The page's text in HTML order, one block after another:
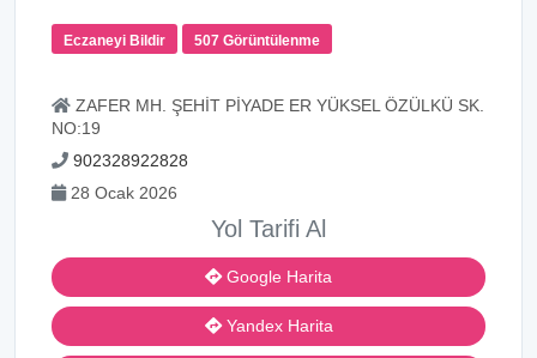
Eczaneyi Bildir 507 Görüntülenme
ZAFER MH. ŞEHİT PİYADE ER YÜKSEL ÖZÜLKÜ SK.
NO:19
902328922828
28 Ocak 2026
Yol Tarifi Al
Google Harita
Yandex Harita